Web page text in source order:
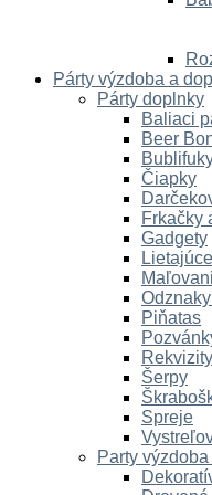
Párty výzdoba a
Párty doplnky
Baliaci
Beer
Čiapky
Frkačky
Gadgety
Piňatas
Šerpy
Spreje
Party